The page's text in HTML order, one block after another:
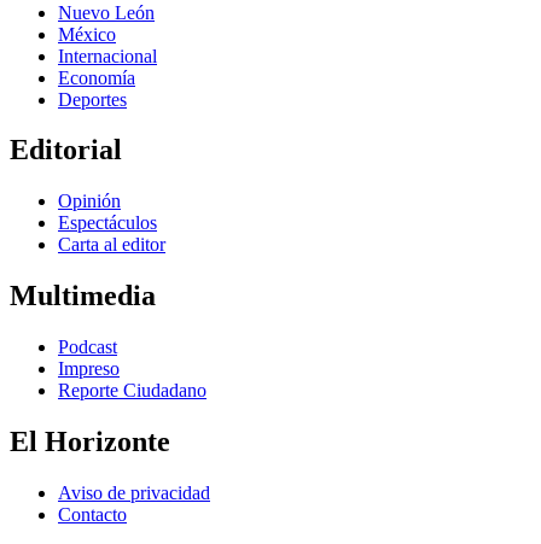
Nuevo León
México
Internacional
Economía
Deportes
Editorial
Opinión
Espectáculos
Carta al editor
Multimedia
Podcast
Impreso
Reporte Ciudadano
El Horizonte
Aviso de privacidad
Contacto